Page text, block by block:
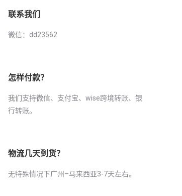
联系我们
微信：dd23562
怎样付款？
我们支持微信、支付宝、wise跨境转账、银
行转账。
物流几天到货？
无特殊情况下广州–马来西亚3-7天左右。